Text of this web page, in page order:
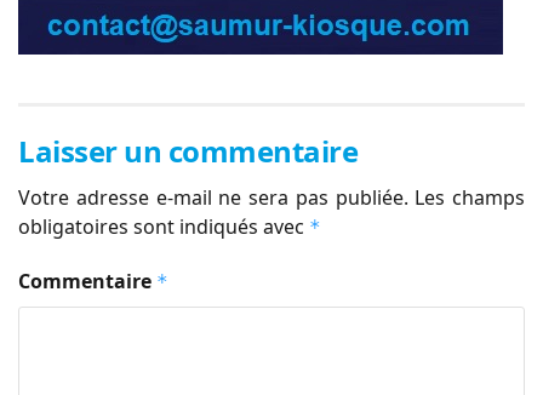
Laisser un commentaire
Votre adresse e-mail ne sera pas publiée. Les champs
obligatoires sont indiqués avec *
Commentaire *